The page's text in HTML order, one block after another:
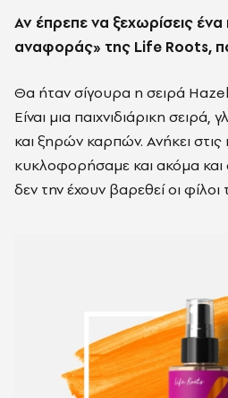
Αν έπρεπε να ξεχωρίσεις
αναφοράς» της Life Roots,
Θα ήταν σίγουρα η σειρά
Είναι μια παιχνιδιάρικη σειρά,
και ξηρών καρπών. Ανήκει
κυκλοφορήσαμε και ακόμα
δεν την έχουν βαρεθεί οι